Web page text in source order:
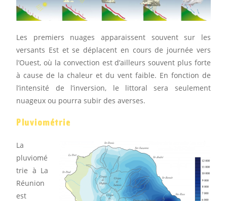
Les premiers nuages apparaissent souvent sur les
versants Est et se déplacent en cours de journée vers
l’Ouest, où la convection est d’ailleurs souvent plus forte
à cause de la chaleur et du vent faible. En fonction de
l’intensité de l’inversion, le littoral sera seulement
nuageux ou pourra subir des averses.
Pluviométrie
La
pluviomé
trie à La
Réunion
est